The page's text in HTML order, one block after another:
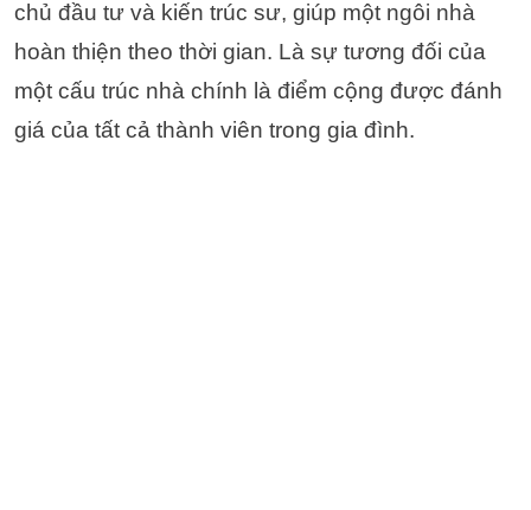
chủ đầu tư và kiến trúc sư, giúp một ngôi nhà
hoàn thiện theo thời gian. Là sự tương đối của
một cấu trúc nhà chính là điểm cộng được đánh
giá của tất cả thành viên trong gia đình.